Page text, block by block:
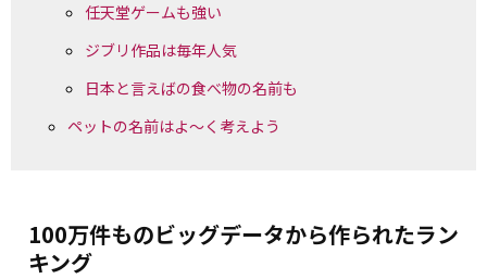
任天堂ゲームも強い
ジブリ作品は毎年人気
日本と言えばの食べ物の名前も
ペットの名前はよ～く考えよう
100万件ものビッグデータから作られたラン
キング